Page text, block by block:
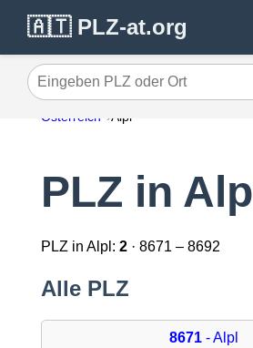
🇦🇹 PLZ-at.org
Eingeben PLZ oder Ort
Österreich Alpl
PLZ in Alpl
PLZ in Alpl: 2· 8671 – 8692
Alle PLZ
8671- Alpl